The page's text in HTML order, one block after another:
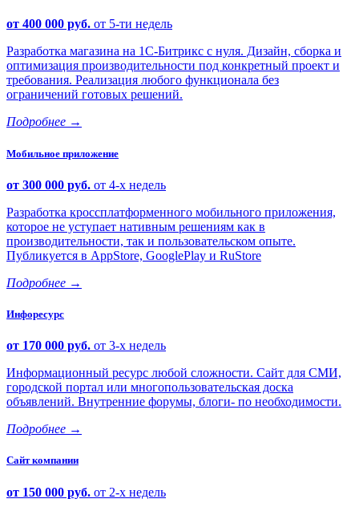
от 400 000 руб. от 5-ти недель
Разработка магазина на 1С-Битрикс с нуля. Дизайн, сборка и
оптимизация производительности под конкретный проект и
требования. Реализация любого функционала без
ограничений готовых решений.
Подробнее →
Мобильное приложение
от 300 000 руб. от 4-х недель
Разработка кроссплатформенного мобильного приложения,
которое не уступает нативным решениям как в
производительности, так и пользовательском опыте.
Публикуется в AppStore, GooglePlay и RuStore
Подробнее →
Инфоресурс
от 170 000 руб. от 3-х недель
Информационный ресурс любой сложности. Сайт для СМИ,
городской портал или многопользовательская доска
объявлений. Внутренние форумы, блоги- по необходимости.
Подробнее →
Сайт компании
от 150 000 руб. от 2-х недель